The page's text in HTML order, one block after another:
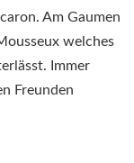
Am Gaumen
welches
Immer
Freunden